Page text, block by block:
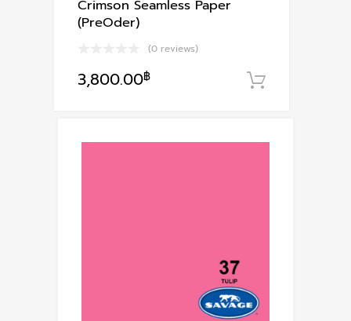
Crimson Seamless Paper
(PreOder)
(0 reviews)
3,800.00฿